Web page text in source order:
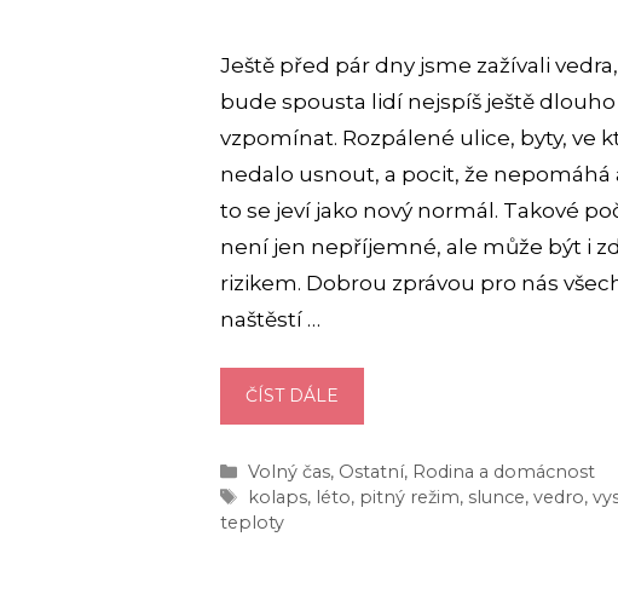
Ještě před pár dny jsme zažívali
bude spousta lidí nejspíš ještě dlouho
vzpomínat. Rozpálené ulice, byty, ve
nedalo usnout, a pocit, že nepomáhá
to se jeví jako nový normál. Takové
není jen nepříjemné, ale může být i
rizikem. Dobrou zprávou pro nás
naštěstí …
ČÍST DÁLE
PŘED
VYSOKÝMI
Rubriky
Volný čas, Ostatní, Rodina a domácnost
Štítky
kolaps, léto, pitný režim, slunce,vedro,
teploty